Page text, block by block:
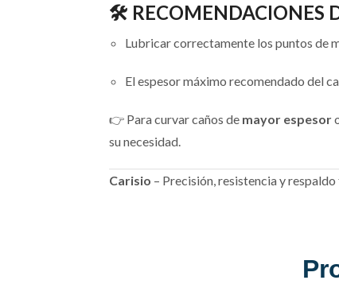
🛠️ RECOMENDACIONES
Lubricar correctamente los puntos de
El espesor máximo recomendado del
👉 Para curvar caños de mayor espesor
su necesidad.
Carisio – Precisión, resistencia y